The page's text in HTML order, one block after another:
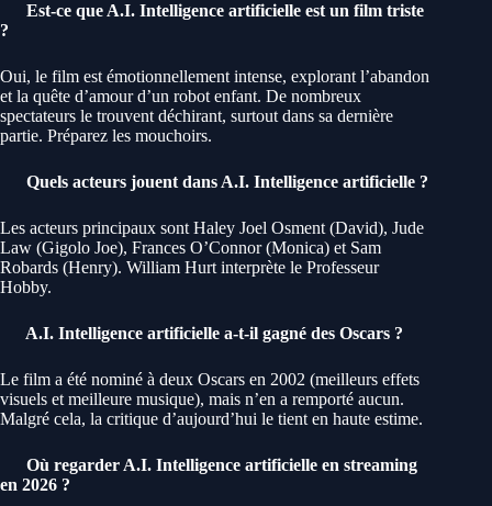
Est-ce que A.I. Intelligence artificielle est un film triste
?
Oui, le film est émotionnellement intense, explorant l’abandon
et la quête d’amour d’un robot enfant. De nombreux
spectateurs le trouvent déchirant, surtout dans sa dernière
partie. Préparez les mouchoirs.
Quels acteurs jouent dans A.I. Intelligence artificielle ?
Les acteurs principaux sont Haley Joel Osment (David), Jude
Law (Gigolo Joe), Frances O’Connor (Monica) et Sam
Robards (Henry). William Hurt interprète le Professeur
Hobby.
A.I. Intelligence artificielle a-t-il gagné des Oscars ?
Le film a été nominé à deux Oscars en 2002 (meilleurs effets
visuels et meilleure musique), mais n’en a remporté aucun.
Malgré cela, la critique d’aujourd’hui le tient en haute estime.
Où regarder A.I. Intelligence artificielle en streaming
en 2026 ?